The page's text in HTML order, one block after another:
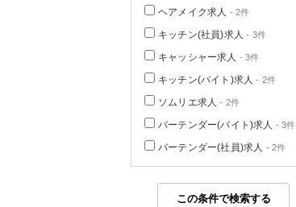
ヘアメイク求人 - 2件
キッチン(社員)求人 - 3件
キャッシャー求人 - 3件
キッチン(バイト)求人 - 2件
ソムリエ求人 - 2件
バーテンダー(バイト)求人 - 3件
バーテンダー(社員)求人 - 2件
この条件で検索する